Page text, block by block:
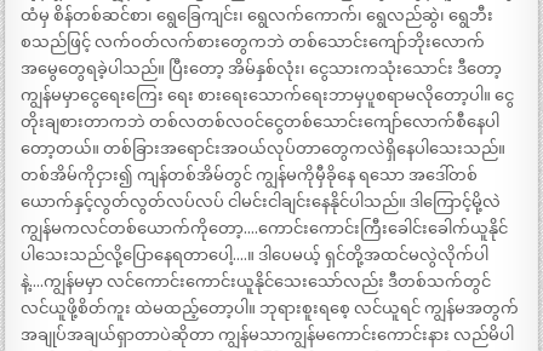
ထံမှ စိန်တစ်ဆင်စာ၊ ရွေခြေကျင်း၊ ရွေလက်ကောက်၊ ရွေလည်ဆွဲ၊ ရွေဘီး
စသည်ဖြင့် လက်ဝတ်လက်စားတွေကဘဲ တစ်သောင်းကျော်ဘိုးလောက်
အမွေတွေရခဲ့ပါသည်။ ပြီးတော့ အိမ်နှစ်လုံး၊ ငွေသားကသုံးသောင်း ဒီတော့
ကျွန်မမှာငွေရေးကြေး ရေး စားရေးသောက်ရေးဘာမှပူစရာမလိုတော့ပါ။ ငွေ
တိုးချစားတာကဘဲ တစ်လတစ်လဝင်ငွေတစ်သောင်းကျော်လောက်စီနေပါ
တော့တယ်။ တစ်ခြားအရောင်းအဝယ်လုပ်တာတွေကလဲရှိနေပါသေးသည်။
တစ်အိမ်ကိုငှား၍ ကျန်တစ်အိမ်တွင် ကျွန်မကိုမှီခိုနေ ရသော အဒေါ်တစ်
ယောက်နှင့်လွတ်လွတ်လပ်လပ် ငါမင်းငါချင်းနေနိုင်ပါသည်။ ဒါကြောင့်မို့လဲ
ကျွန်မကလင်တစ်ယောက်ကိုတော့….ကောင်းကောင်းကြီးခေါင်းခေါက်ယူနိုင်
ပါသေးသည်လို့ပြောနေရတာပေါ့….။ ဒါပေမယ့် ရှင်တို့အထင်မလွဲလိုက်ပါ
နဲ့….ကျွန်မမှာ လင်ကောင်းကောင်းယူနိုင်သေးသော်လည်း ဒီတစ်သက်တွင်
လင်ယူဖို့စိတ်ကူး ထဲမထည့်တော့ပါ။ ဘုရားစူးရစေ့ လင်ယူရင် ကျွန်မအတွက်
အချုပ်အချယ်ရှာတာပဲဆိုတာ ကျွန်မသာကျွန်မကောင်းကောင်းနား လည်မိပါ